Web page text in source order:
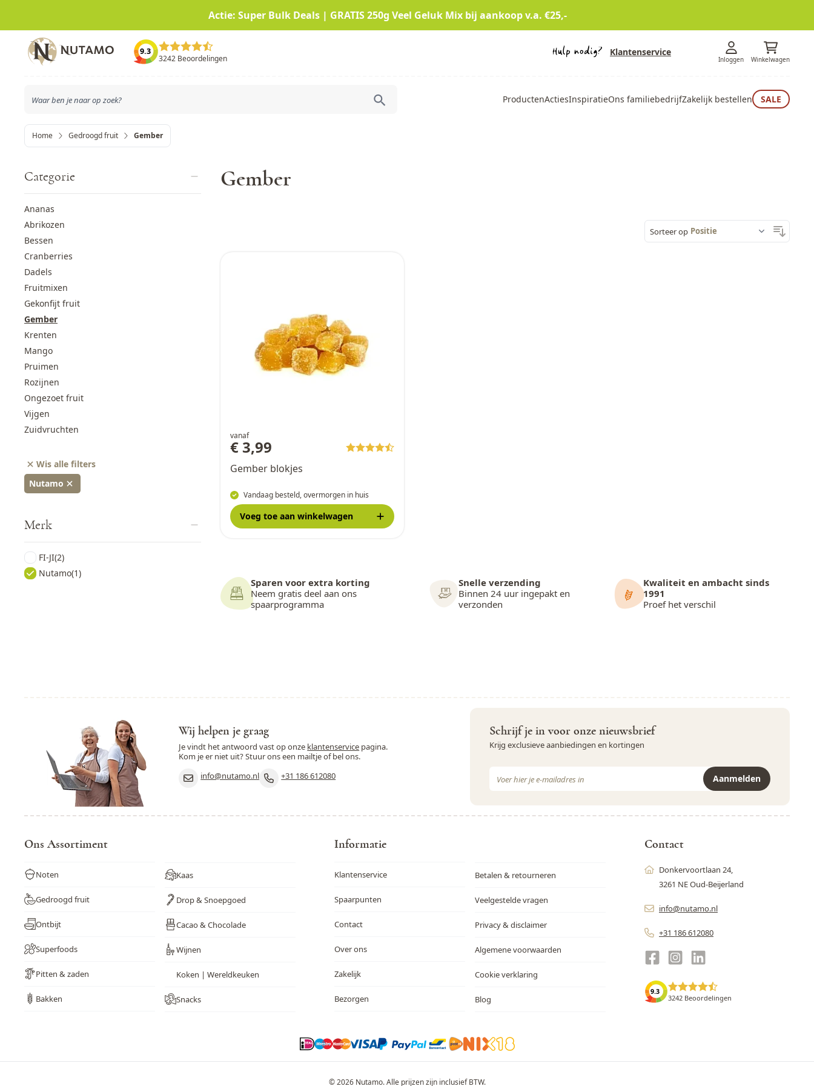
Actie: Super Bulk Deals | GRATIS 250g Veel Geluk Mix bij aankoop v.a. €25,-
Ga naar de inhoud
9.3
3242 Beoordelingen
Klantenservice
Inloggen Winkelwagen
ProductenActiesInspiratieOns familiebedrijfZakelijk bestellen SALE
Home Gedroogd fruit Gember
Categorie
Ananas
Abrikozen
Bessen
Cranberries
Dadels
Fruitmixen
Gekonfijt fruit
Gember
Krenten
Mango
Pruimen
Rozijnen
Ongezoet fruit
Vijgen
Zuidvruchten
Wis alle filters
Nutamo
Merk
FI-JI(2)
Nutamo(1)
Gember
Sorteer op
vanaf
€ 3,99
Gember blokjes
Vandaag besteld, overmorgen in huis
Voeg toe aan winkelwagen
Sparen voor extra korting
Neem gratis deel aan ons
spaarprogramma
Snelle verzending
Binnen 24 uur ingepakt en
verzonden
Kwaliteit en ambacht sinds
1991
Proef het verschil
Wij helpen je graag
Je vindt het antwoord vast op onze klantenservice pagina.
Kom je er niet uit? Stuur ons een mailtje of bel ons.
info@nutamo.nl
+31 186 612080
Schrijf je in voor onze nieuwsbrief
Krijg exclusieve aanbiedingen en kortingen
Aanmelden
Ons Assortiment
Noten
Gedroogd fruit
Ontbijt
Superfoods
Pitten & zaden
Bakken
Kaas
Drop & Snoepgoed
Cacao & Chocolade
Wijnen
Koken | Wereldkeuken
Snacks
Informatie
Klantenservice
Spaarpunten
Contact
Over ons
Zakelijk
Bezorgen
Betalen & retourneren
Veelgestelde vragen
Privacy & disclaimer
Algemene voorwaarden
Cookie verklaring
Blog
Contact
Donkervoortlaan 24,
3261 NE Oud-Beijerland
info@nutamo.nl
+31 186 612080
9.3
3242 Beoordelingen
© 2026 Nutamo. Alle prijzen zijn inclusief BTW.